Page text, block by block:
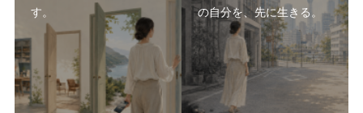
す。
の自分を、先に生きる。